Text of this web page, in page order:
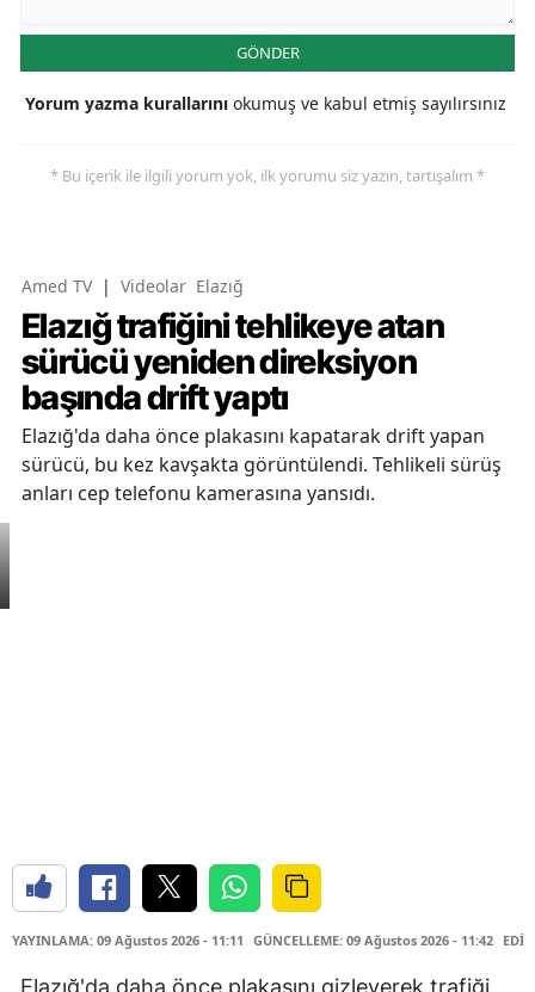
GÖNDER
Yorum yazma kurallarını okumuş ve kabul etmiş sayılırsınız
* Bu içerik ile ilgili yorum yok, ilk yorumu siz yazın, tartışalım *
Amed TV | Videolar Elazığ
Elazığ trafiğini tehlikeye atan
sürücü yeniden direksiyon
başında drift yaptı
Elazığ'da daha önce plakasını kapatarak drift yapan
sürücü, bu kez kavşakta görüntülendi. Tehlikeli sürüş
anları cep telefonu kamerasına yansıdı.
YAYINLAMA: 09 Ağustos 2026 - 11:11 GÜNCELLEME: 09 Ağustos 2026 - 11:42
Elazığ'da daha önce plakasını gizleyerek trafiği